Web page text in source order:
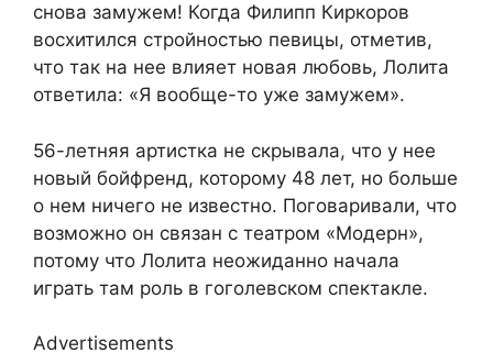
снова замужем! Когда Филипп Киркоров
восхитился стройностью певицы, отметив,
что так на нее влияет новая любовь, Лолита
ответила: «Я вообще-то уже замужем».
56-летняя артистка не скрывала, что у нее
новый бойфренд, которому 48 лет, но больше
о нем ничего не известно. Поговаривали, что
возможно он связан с театром «Модерн»,
потому что Лолита неожиданно начала
играть там роль в гоголевском спектакле.
Advertisements